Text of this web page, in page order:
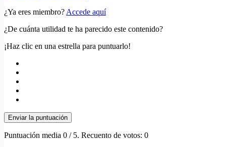
¿Ya eres miembro? Accede aquí
¿De cuánta utilidad te ha parecido este contenido?
¡Haz clic en una estrella para puntuarlo!
Enviar la puntuación
Puntuación media 0 / 5. Recuento de votos: 0